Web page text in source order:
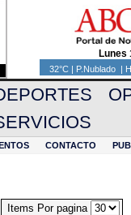
Lunes
32°C | P.Nublado |
CONTACTO
Items Por pagina